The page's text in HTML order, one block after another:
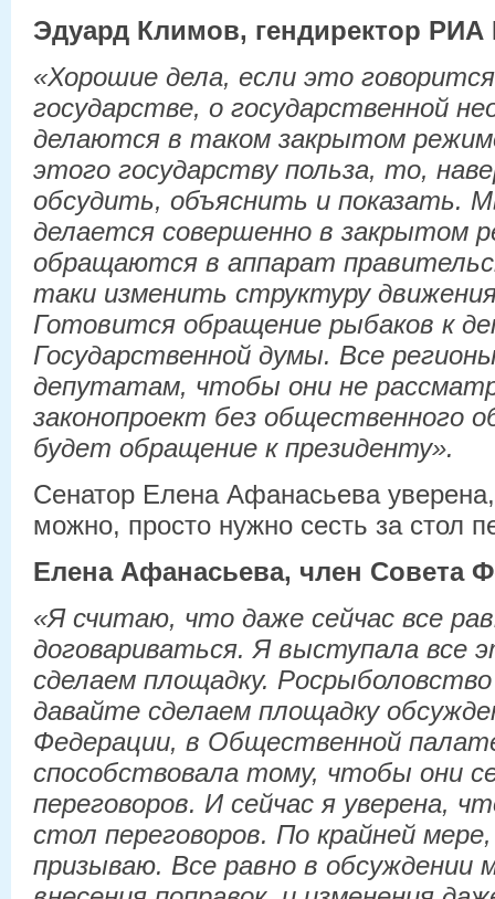
Эдуард Климов, гендиректор РИА
«Хорошие дела, если это
государстве, о государственной
делаются в таком закрытом
этого государству польза, то,
обсудить, объяснить и показать.
делается совершенно в закрытом
обращаются в аппарат
таки изменить структуру
Готовится обращение рыбаков к
Государственной думы. Все
депутатам, чтобы они не
законопроект без общественного
будет обращение к президенту».
Сенатор Елена Афанасьева
можно, просто нужно сесть за стол
Елена Афанасьева, член Совета
«Я считаю, что даже сейчас все
договариваться. Я выступала все
сделаем площадку.
давайте сделаем площадку
Федерации, в Общественной
способствовала тому, чтобы они
переговоров. И сейчас я уверена,
стол переговоров. По крайней
призываю. Все равно в обсуждении